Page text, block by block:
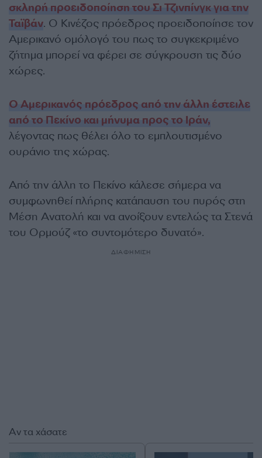
σκληρή προειδοποίηση του Σι Τζινπίνγκ για την
Ταϊβάν. Ο Κινέζος πρόεδρος προειδοποίησε τον
Αμερικανό ομόλογό του πως το συγκεκριμένο
ζήτημα μπορεί να φέρει σε σύγκρουση τις δύο
χώρες.
Ο Αμερικανός πρόεδρος από την άλλη έστειλε
από το Πεκίνο και μήνυμα προς το Ιράν,
λέγοντας πως θέλει όλο το εμπλουτισμένο
ουράνιο της χώρας.
Από την άλλη το Πεκίνο κάλεσε σήμερα να
συμφωνηθεί πλήρης κατάπαυση του πυρός στη
Μέση Ανατολή και να ανοίξουν εντελώς τα Στενά
του Ορμούζ «το συντομότερο δυνατό».
ΔΙΑΦΗΜΙΣΗ
Αν τα χάσατε